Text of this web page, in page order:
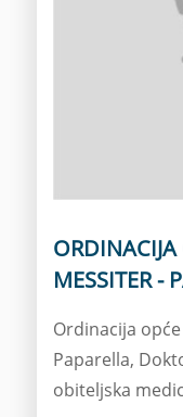
MESSITER -
Ordinacija
Paparella,
obiteljska